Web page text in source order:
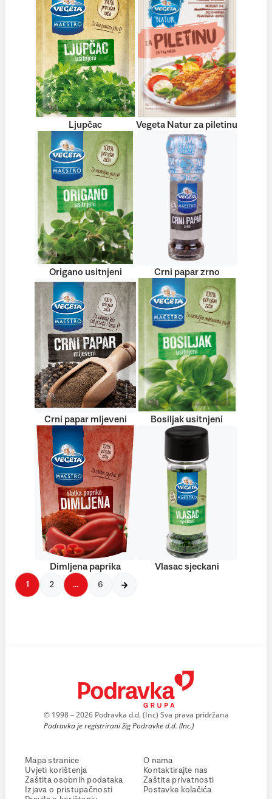
Ljupčac Vegeta Natur za piletinu
Origano usitnjeni Crni papar zrno
Crni papar mljeveni Bosiljak usitnjeni
Dimljena paprika Vlasac sjeckani
1 2 … 6
© 1998 – 2026 Podravka d.d. (Inc) Sva prava pridržana
Podravka je registrirani žig Podravke d.d. (Inc.)
Mapa stranice
Uvjeti korištenja
Zaštita osobnih podataka
Izjava o pristupačnosti
O nama
Kontaktirajte nas
Zaštita privatnosti
Postavke kolačića